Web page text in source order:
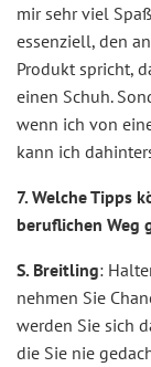
mir sehr viel
essenziell, den
Produkt spricht,
einen Schuh.
wenn ich von
kann ich
7. Welche Tipps
beruflichen Weg
S. Breitling:
nehmen Sie
werden Sie sich
die Sie nie